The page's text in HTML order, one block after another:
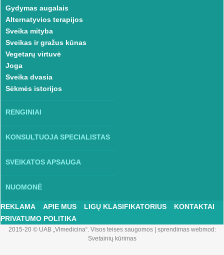
Gydymas augalais
Alternatyvios terapijos
Sveika mityba
Sveikas ir gražus kūnas
Vegetarų virtuvė
Joga
Sveika dvasia
Sėkmės istorijos
RENGINIAI
KONSULTUOJA SPECIALISTAS
SVEIKATOS APSAUGA
NUOMONĖ
REKLAMA APIE MUS LIGŲ KLASIFIKATORIUS
KONTAKTAI
PRIVATUMO POLITIKA
2015-20 © UAB „Vlmedicina“. Visos teises saugomos| sprendimas webmod:
Svetainių kūrimas